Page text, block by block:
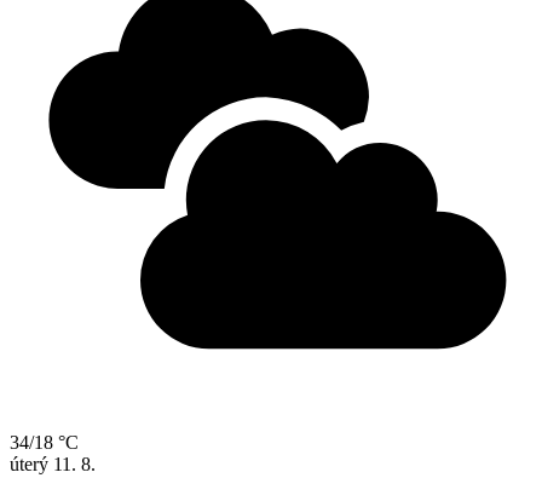
34/18 °C
úterý 11. 8.